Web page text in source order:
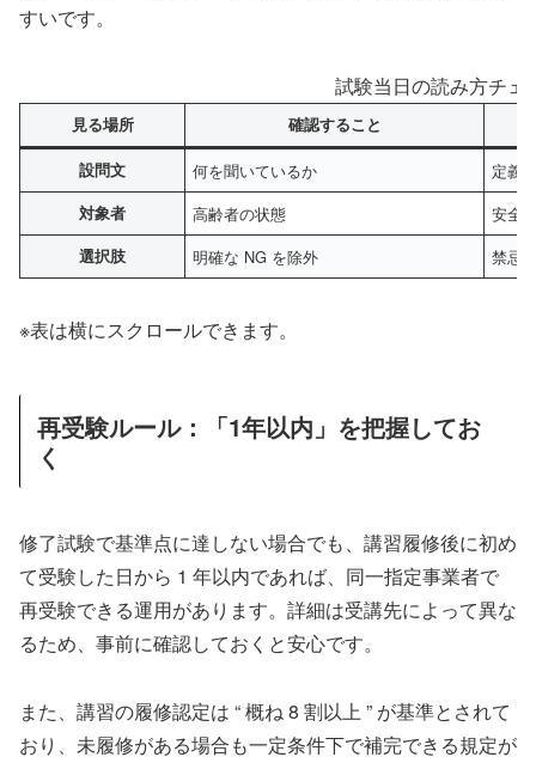
すいです。
試験当日の読み方チェ
見る場所 確認すること
設問文 何を聞いているか 定義
対象者 高齢者の状態 安全
選択肢 明確な NG を除外 禁忌
※表は横にスクロールできます。
再受験ルール：「1年以内」を把握してお
く
修了試験で基準点に達しない場合でも、講習履修後に初め
て受験した日から 1 年以内であれば、同一指定事業者で
再受験できる運用があります。詳細は受講先によって異な
るため、事前に確認しておくと安心です。
また、講習の履修認定は “ 概ね 8 割以上 ” が基準とされて
おり、未履修がある場合も一定条件下で補完できる規定が